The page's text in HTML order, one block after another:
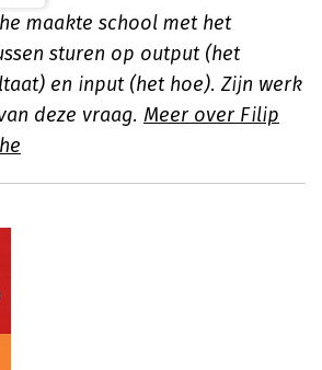
maakte school met het
sturen op output (het
en input (het hoe). Zijn werk
deze vraag. Meer over Filip